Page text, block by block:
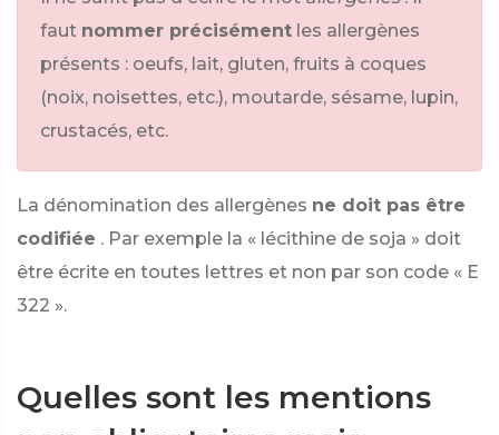
faut nommer précisément les allergènes
présents : oeufs, lait, gluten, fruits à coques
(noix, noisettes, etc.), moutarde, sésame, lupin,
crustacés, etc.
La dénomination des allergènes ne doit pas être
codifiée . Par exemple la « lécithine de soja » doit
être écrite en toutes lettres et non par son code « E
322 ».
Quelles sont les mentions